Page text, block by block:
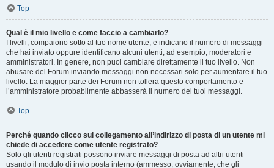
Top
Qual è il mio livello e come faccio a cambiarlo?
I livelli, compaiono sotto al tuo nome utente, e indicano il numero di messaggi
che hai inviato oppure identificano alcuni utenti, ad esempio, moderatori e
amministratori. In genere, non puoi cambiare direttamente il tuo livello. Non
abusare del Forum inviando messaggi non necessari solo per aumentare il tuo
livello. La maggior parte dei Forum non tollera questo comportamento e
l’amministratore probabilmente abbasserà il numero dei tuoi messaggi.
Top
Perché quando clicco sul collegamento all’indirizzo di posta di un utente mi
chiede di accedere come utente registrato?
Solo gli utenti registrati possono inviare messaggi di posta ad altri utenti
usando il modulo di invio posta interno (ammesso, ovviamente, che gli